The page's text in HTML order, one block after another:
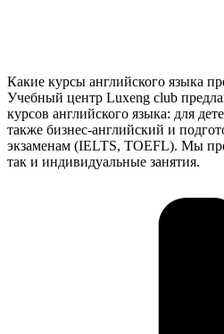
Какие курсы английского языка
Учебный центр Luxeng club
курсов английского языка: для
также бизнес-английский и
экзаменам (IELTS, TOEFL). Мы
так и индивидуальные занятия.